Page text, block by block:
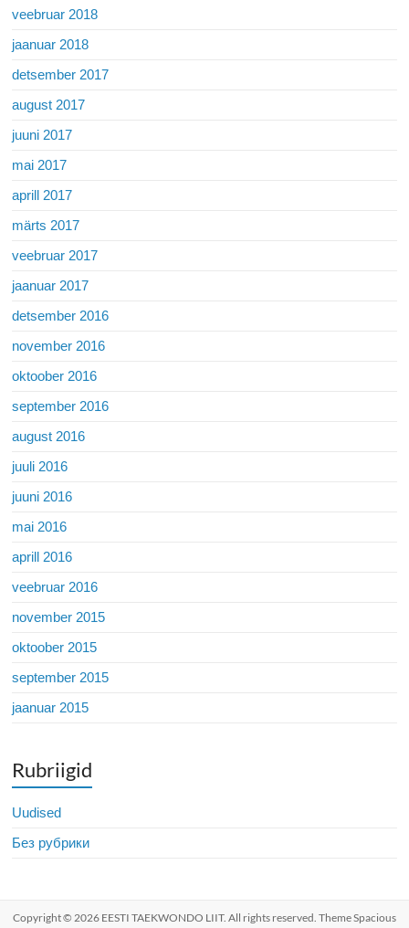
veebruar 2018
jaanuar 2018
detsember 2017
august 2017
juuni 2017
mai 2017
aprill 2017
märts 2017
veebruar 2017
jaanuar 2017
detsember 2016
november 2016
oktoober 2016
september 2016
august 2016
juuli 2016
juuni 2016
mai 2016
aprill 2016
veebruar 2016
november 2015
oktoober 2015
september 2015
jaanuar 2015
Rubriigid
Uudised
Без рубрики
Copyright © 2026 EESTI TAEKWONDO LIIT. All rights reserved. ThemeSpacious